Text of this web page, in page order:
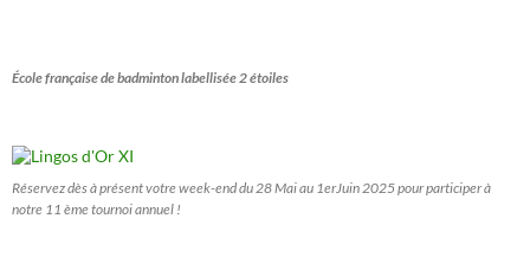
École française de badminton labellisée 2 étoiles
Réservez dès à présent votre week-end du 28 Mai au 1erJuin 2025 pour participer à
notre 11 ème tournoi annuel !